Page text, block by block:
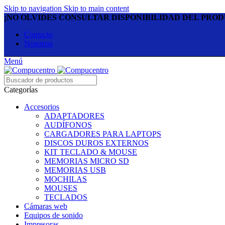
Skip to navigation Skip to main content
¡NO OLVIDES CONSULTAR DISPONIBILIDAD DEL
Contacto
Nosotros
Menú
Categorías
Accesorios
ADAPTADORES
AUDÍFONOS
CARGADORES PARA LAPTOPS
DISCOS DUROS EXTERNOS
KIT TECLADO & MOUSE
MEMORIAS MICRO SD
MEMORIAS USB
MOCHILAS
MOUSES
TECLADOS
Cámaras web
Equipos de sonido